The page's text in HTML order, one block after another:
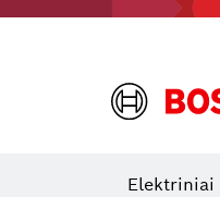
Elektriniai